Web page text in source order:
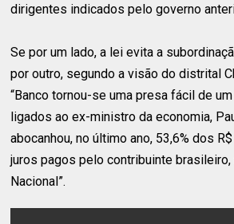
dirigentes indicados pelo governo
Se por um lado, a lei evita a
por outro, segundo a visão do distrital
“Banco tornou-se uma presa fácil de
ligados ao ex-ministro da economia,
abocanhou, no último ano, 53,6% dos
juros pagos pelo contribuinte brasileiro,
Nacional”.